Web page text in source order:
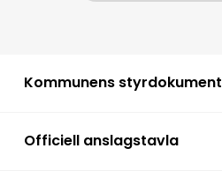
Kommunens styrdokument
Officiell anslagstavla